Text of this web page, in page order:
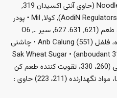
Noodles VW,eat F., Refined Palm 04 (حاوی آنتی اکسیدان 319,
نمک AodiN Regulators 05, so, soo, rhoene,412), کولا, Mil • پودر
نمک چاشنی, شکر, تقویت کننده طعم (621, 631. 627, سیر .., O6
PO4 € عصاره مخمر، طعم دهنده، فلفل Anb Calung (551) • چاشنی
Pi Refined Palm 011 (حاوی anboudant 319) • Sak Wheat Sugar
Sp • نشاسته تاپیوکا سس چاعلی (260، 330، تقویت کننده طعم کن
(621. 627، 631)، طعم دهنده ها، مواد نگهدارنده (211، 223) حاوی :